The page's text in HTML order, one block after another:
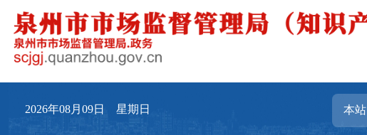
2026年08月09日 星期日